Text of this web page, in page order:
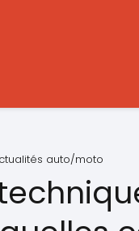
auto/moto